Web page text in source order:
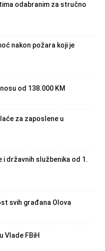
odabranim za stručno
nakon požara koji je
od 138.000 KM
za zaposlene u
i državnih službenika od 1.
svih građana Olova
Vlade FBiH